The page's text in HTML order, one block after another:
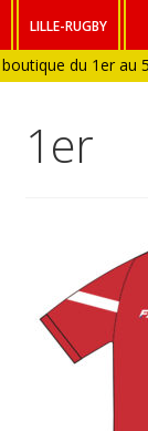
la
contenu
LILLE-RUGBY
du 1er au
fermée en
1er